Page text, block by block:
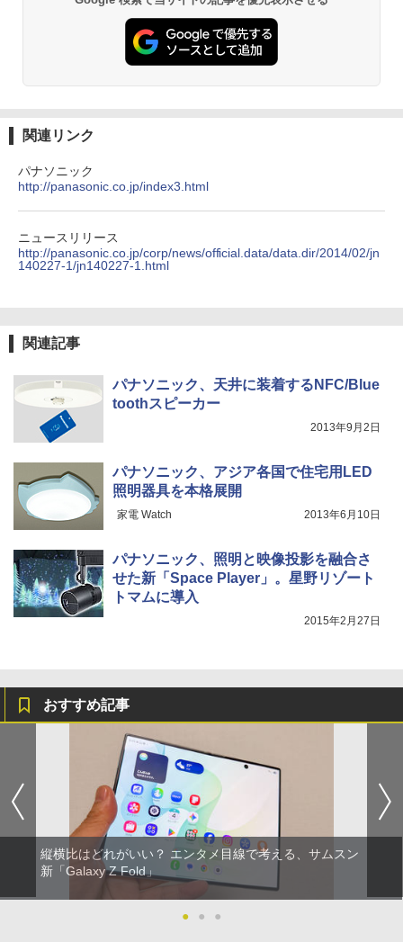
関連リンク
パナソニック
http://panasonic.co.jp/index3.html
ニュースリリース
http://panasonic.co.jp/corp/news/official.data/data.dir/2014/02/jn
140227-1/jn140227-1.html
関連記事
パナソニック、天井に装着するNFC/Blue
toothスピーカー
2013年9月2日
パナソニック、アジア各国で住宅用LED
照明器具を本格展開
家電 Watch 2013年6月10日
パナソニック、照明と映像投影を融合さ
せた新「Space Player」。星野リゾート
トマムに導入
2015年2月27日
おすすめ記事
縦横比はどれがいい？ エンタメ目線で考える、サムスン
新「Galaxy Z Fold」
● ● ●